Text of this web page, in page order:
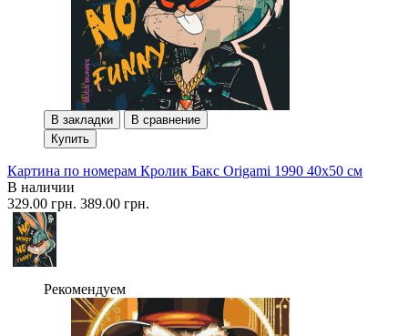
В закладки
В сравнение
Купить
Картина по номерам Кролик Бакс Origami 1990 40x50 см
В наличии
329.00 грн. 389.00 грн.
Рекомендуем